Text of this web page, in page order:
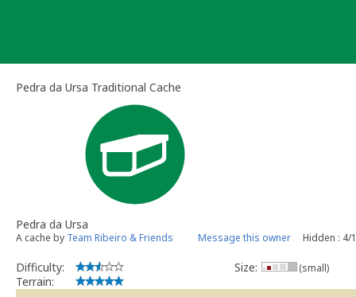
Pedra da Ursa Traditional Cache
Pedra da Ursa
A cache by Team Ribeiro & Friends Message this owner Hidden : 4/
Difficulty:
Terrain:
Size: (small)